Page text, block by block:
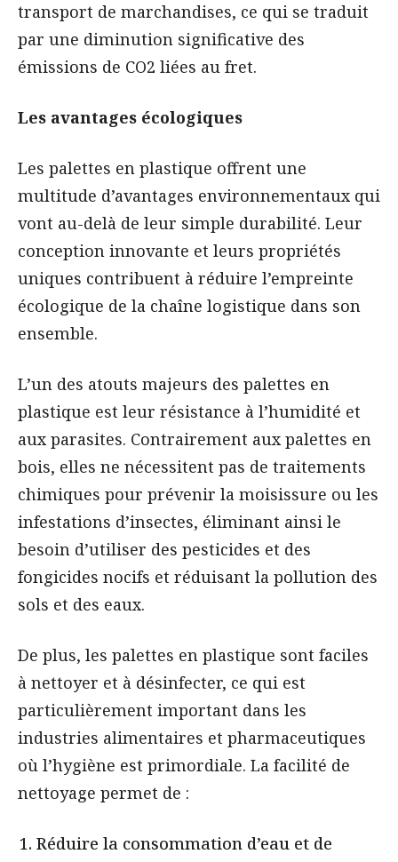
transport de marchandises, ce qui se traduit
par une diminution significative des
émissions de CO2 liées au fret.
Les avantages écologiques
Les palettes en plastique offrent une
multitude d’avantages environnementaux qui
vont au-delà de leur simple durabilité. Leur
conception innovante et leurs propriétés
uniques contribuent à réduire l’empreinte
écologique de la chaîne logistique dans son
ensemble.
L’un des atouts majeurs des palettes en
plastique est leur résistance à l’humidité et
aux parasites. Contrairement aux palettes en
bois, elles ne nécessitent pas de traitements
chimiques pour prévenir la moisissure ou les
infestations d’insectes, éliminant ainsi le
besoin d’utiliser des pesticides et des
fongicides nocifs et réduisant la pollution des
sols et des eaux.
De plus, les palettes en plastique sont faciles
à nettoyer et à désinfecter, ce qui est
particulièrement important dans les
industries alimentaires et pharmaceutiques
où l’hygiène est primordiale. La facilité de
nettoyage permet de :
Réduire la consommation d’eau et de